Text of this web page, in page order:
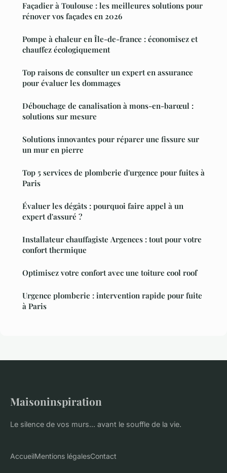
Façadier à Toulouse : les meilleures solutions pour
rénover vos façades en 2026
Pompe à chaleur en Île-de-france : économisez et
chauffez écologiquement
Top raisons de consulter un expert en assurance
pour évaluer les dommages
Débouchage de canalisation à mons-en-barœul :
solutions sur mesure
Solutions innovantes pour réparer une fissure sur
un mur en pierre
Top 5 services de plomberie d'urgence pour fuites à
Paris
Évaluer les dégâts : pourquoi faire appel à un
expert d'assuré ?
Installateur chauffagiste Argences : tout pour votre
confort thermique
Optimisez votre confort avec une toiture cool roof
Urgence plomberie : intervention rapide pour fuite
à Paris
Maisoninspiration
Le silence de vos murs... avant le souffle de la vie.
AccueilMentions légalesContact